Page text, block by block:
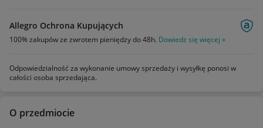
Allegro Ochrona Kupujących
100% zakupów ze zwrotem pieniędzy do 48h. Dowiedz się więcej »
Odpowiedzialność za wykonanie umowy sprzedaży i wysyłkę ponosi w
całości osoba sprzedająca.
O przedmiocie